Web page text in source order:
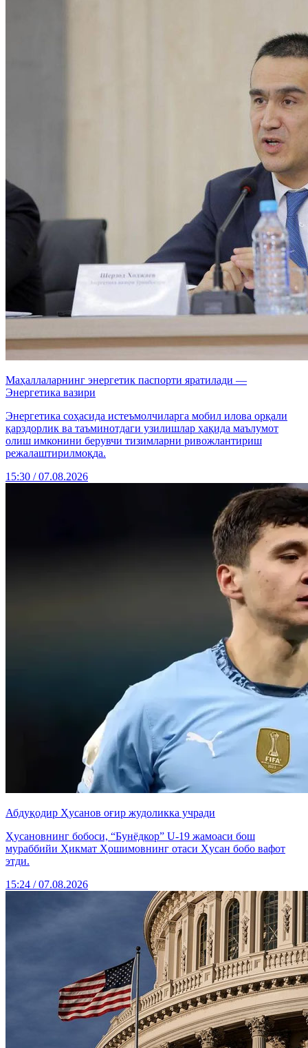
Маҳаллаларнинг энергетик паспорти яратилади —
Энергетика вазири
Энергетика соҳасида истеъмолчиларга мобил илова орқали
қарздорлик ва таъминотдаги узилишлар ҳақида маълумот
олиш имконини берувчи тизимларни ривожлантириш
режалаштирилмоқда.
15:30 / 07.08.2026
Абдуқодир Ҳусанов оғир жудоликка учради
Ҳусановнинг бобоси, “Бунёдкор” U-19 жамоаси бош
мураббийи Ҳикмат Ҳошимовнинг отаси Ҳусан бобо вафот
этди.
15:24 / 07.08.2026